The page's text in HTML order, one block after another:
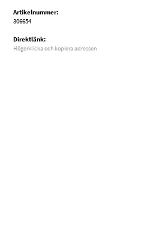
Artikelnummer:
306654
Direktlänk:
Högerklicka och kopiera adressen